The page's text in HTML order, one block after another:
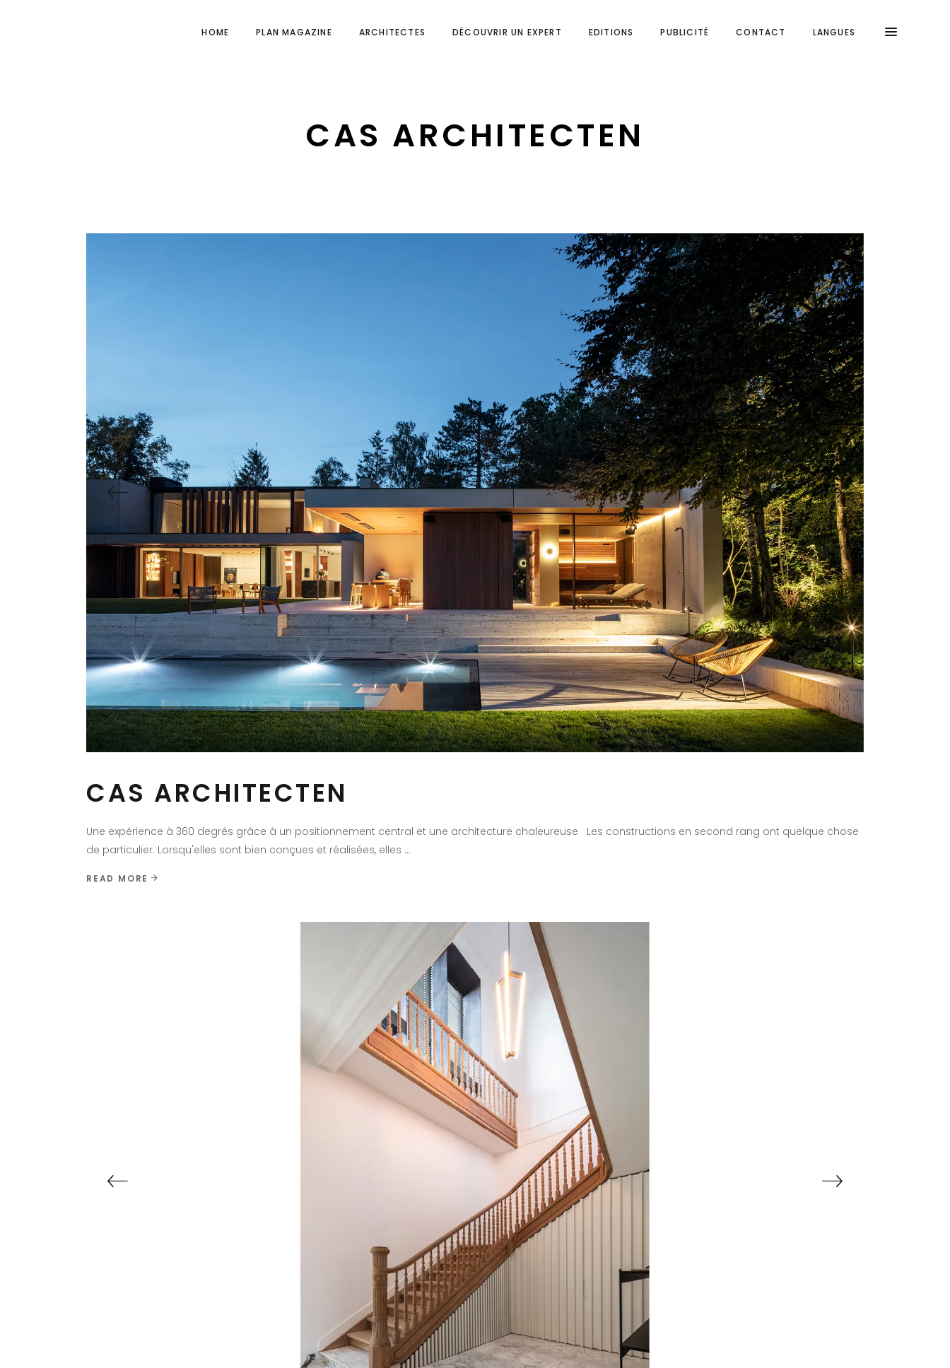
HOME PLAN MAGAZINE ARCHITECTES DÉCOUVRIR UN EXPERT EDITIONS PUBLICITÉ CONTACT LANGUES
CAS ARCHITECTEN
CAS ARCHITECTEN
Une expérience à 360 degrés grâce à un positionnement central et une architecture chaleureuse Les constructions en second rang ont quelque chose
de particulier. Lorsqu'elles sont bien conçues et réalisées, elles
READ MORE